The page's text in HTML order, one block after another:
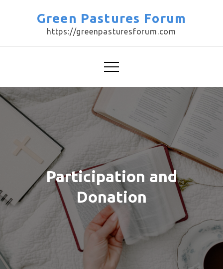
Green Pastures Forum
https://greenpasturesforum.com
Participation and
Donation